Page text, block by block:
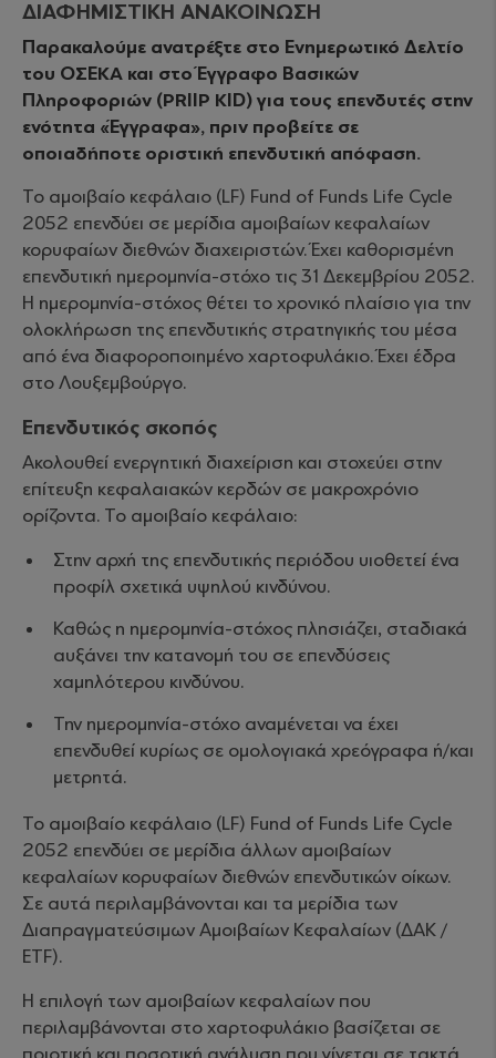
ΔΙΑΦΗΜΙΣΤΙΚΗ ΑΝΑΚΟΙΝΩΣΗ
Παρακαλούμε ανατρέξτε στο Ενημερωτικό Δελτίο
του ΟΣΕΚΑ και στο Έγγραφο Βασικών
Πληροφοριών (PRIIP KID) για τους επενδυτές στην
ενότητα «Έγγραφα», πριν προβείτε σε
οποιαδήποτε οριστική επενδυτική απόφαση.
Το αμοιβαίο κεφάλαιο (LF) Fund of Funds Life Cycle
2052 επενδύει σε μερίδια αμοιβαίων κεφαλαίων
κορυφαίων διεθνών διαχειριστών. Έχει καθορισμένη
επενδυτική ημερομηνία-στόχο τις 31 Δεκεμβρίου 2052.
Η ημερομηνία-στόχος θέτει το χρονικό πλαίσιο για την
ολοκλήρωση της επενδυτικής στρατηγικής του μέσα
από ένα διαφοροποιημένο χαρτοφυλάκιο. Έχει έδρα
στο Λουξεμβούργο.
Επενδυτικός σκοπός
Ακολουθεί ενεργητική διαχείριση και στοχεύει στην
επίτευξη κεφαλαιακών κερδών σε μακροχρόνιο
ορίζοντα. Το αμοιβαίο κεφάλαιο:
Στην αρχή της επενδυτικής περιόδου υιοθετεί ένα
προφίλ σχετικά υψηλού κινδύνου.
Καθώς η ημερομηνία-στόχος πλησιάζει, σταδιακά
αυξάνει την κατανομή του σε επενδύσεις
χαμηλότερου κινδύνου.
Την ημερομηνία-στόχο αναμένεται να έχει
επενδυθεί κυρίως σε ομολογιακά χρεόγραφα ή/και
μετρητά.
Το αμοιβαίο κεφάλαιο (LF) Fund of Funds Life Cycle
2052 επενδύει σε μερίδια άλλων αμοιβαίων
κεφαλαίων κορυφαίων διεθνών επενδυτικών οίκων.
Σε αυτά περιλαμβάνονται και τα μερίδια των
Διαπραγματεύσιμων Αμοιβαίων Κεφαλαίων (ΔΑΚ /
ETF).
Η επιλογή των αμοιβαίων κεφαλαίων που
περιλαμβάνονται στο χαρτοφυλάκιο βασίζεται σε